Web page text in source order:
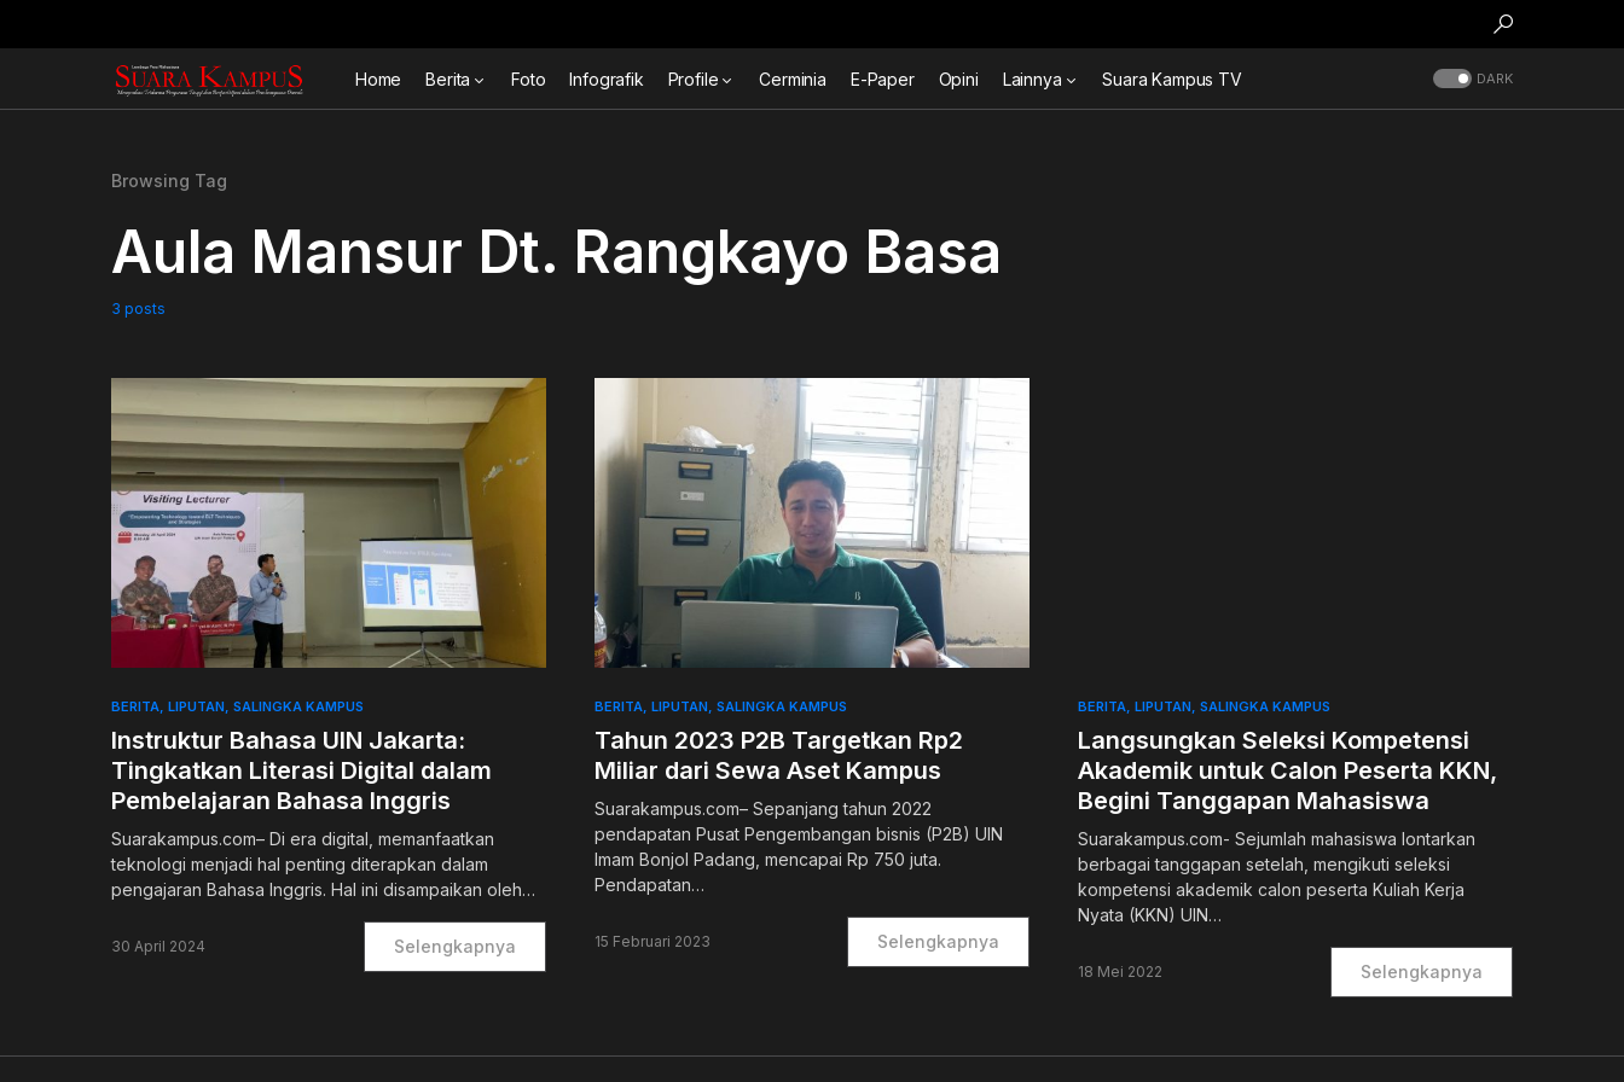
Home Berita Foto Infografik Profile Cerminia E-Paper Opini Lainnya Suara Kampus TV DARK
Browsing Tag
Aula Mansur Dt. Rangkayo Basa
3 posts
0
BERITA LIPUTAN SALINGKA KAMPUS
Instruktur Bahasa UIN Jakarta:
Tingkatkan Literasi Digital dalam
Pembelajaran Bahasa Inggris
Suarakampus.com– Di era digital, memanfaatkan
teknologi menjadi hal penting diterapkan dalam
pengajaran Bahasa Inggris. Hal ini disampaikan oleh…
30 April 2024 Selengkapnya
0
BERITA LIPUTAN SALINGKA KAMPUS
Tahun 2023 P2B Targetkan Rp2
Miliar dari Sewa Aset Kampus
Suarakampus.com– Sepanjang tahun 2022
pendapatan Pusat Pengembangan bisnis (P2B) UIN
Imam Bonjol Padang, mencapai Rp 750 juta.
Pendapatan…
15 Februari 2023 Selengkapnya
0
BERITA LIPUTAN SALINGKA KAMPUS
Langsungkan Seleksi Kompetensi
Akademik untuk Calon Peserta KKN,
Begini Tanggapan Mahasiswa
Suarakampus.com- Sejumlah mahasiswa lontarkan
berbagai tanggapan setelah, mengikuti seleksi
kompetensi akademik calon peserta Kuliah Kerja
Nyata (KKN) UIN…
18 Mei 2022 Selengkapnya